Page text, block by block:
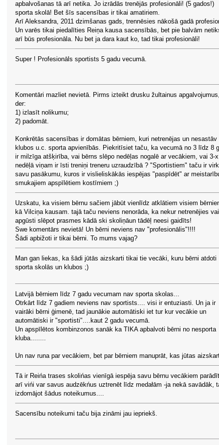
apbalvošanas tā arī netika. Jo izrādās trenējās profesionāli! (5 gados!)
sporta skolā! Bet šīs sacensības ir tikai amatiriem.
Arī Aleksandra, 2011 dzimšanas gads, trennēsies nākošā gadā
Un varēs tikai piedalīties Reiņa kausa sacensībās, bet pie balvām
arī būs profesionāla. Nu bet ja dara kaut ko, tad tikai profesionāli!
Super ! Profesionāls sportists 5 gadu vecumā.
Komentāri mazliet nevietā. Pirms izteikt drusku žultainus
der:
1) izlasīt nolikumu;
2) padomāt.
Konkrētās sacensības ir domātas bērniem, kuri netrenējas un nesastāv
klubos u.c. sporta apvienībās. Piekritīsiet taču, ka vecumā no 3 līdz 8
ir milzīga atšķirība, vai bērns slēpo nedēļas nogalē ar vecākiem, vai 3-x
nedēļā viņam ir īsti treniņi treneru uzraudzībā ? "Sportistiem" taču ir
savu pasākumu, kuros ir vislieliskākās iespējas "paspīdēt" ar
smukajiem apspīlētiem kostīmiem ;)
Uzskatu, ka visiem bērnu sačiem jābūt vienlīdz atklātiem visiem
kā Vilciņa kausam. tajā taču neviens nenorāda, ka nekur netrenējies vai
apgūsti slēpot prasmes kādā ski skoliņāun tādēļ neesi gaidīts!
Swe komentārs nevietā! Un bērni neviens nav "profesionālis"!!!!
Šādi apbižoti ir tikai bērni. To mums vajag?
Man gan liekas, ka šādi jūtās aizskarti tikai tie vecāki, kuru bērni atdoti
sporta skolās un klubos ;)
Latvijā bērniem līdz 7 gadu vecumam nav sporta skolas...
Otrkārt līdz 7 gadiem neviens nav sportists.... visi ir entuziasti. Un ja ir
vairāki bērni ģimenē, tad jaunākie automātiski iet tur kur vecākie un
automātiski ir "sportisti"....kaut 2 gadu vecumā.
Un apspīlētos kombinzonos sanāk ka TIKA apbalvoti bērni no nesporta
kluba........
Un nav runa par vecākiem, bet par bērniem manuprāt, kas jūtas
Tā ir Reińa trases skolińas vienīgā iespēja savu bērnu vecākiem
arī vińi var savus audzēkńus uztrenēt līdz medałām -ja nekā savādāk,
izdomājot šādus noteikumus....
Sacensību noteikumi taču bija zināmi jau iepriekš.